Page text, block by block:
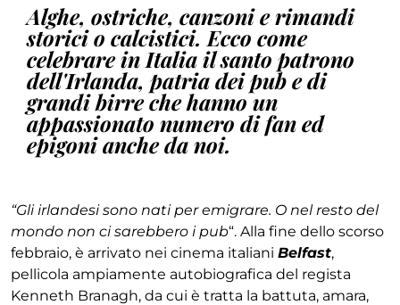
Alghe, ostriche, canzoni e rimandi
storici o calcistici. Ecco come
celebrare in Italia il santo patrono
dell'Irlanda, patria dei pub e di
grandi birre che hanno un
appassionato numero di fan ed
epigoni anche da noi.
“Gli irlandesi sono nati per emigrare. O nel resto del
mondo non ci sarebbero i pub“. Alla fine dello scorso
febbraio, è arrivato nei cinema italiani Belfast,
pellicola ampiamente autobiografica del regista
Kenneth Branagh, da cui è tratta la battuta, amara,